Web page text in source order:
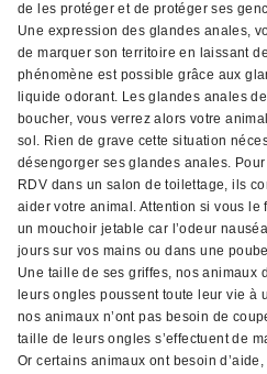
de les protéger et de protéger ses
Une expression des glandes anales,
de marquer son territoire en laissant
phénomène est possible grâce aux
liquide odorant. Les glandes anales
boucher, vous verrez alors votre
sol. Rien de grave cette situation
désengorger ses glandes anales.
RDV dans un salon de toilettage, ils
aider votre animal. Attention si vous
un mouchoir jetable car l’odeur
jours sur vos mains ou dans une
Une taille de ses griffes, nos animaux
leurs ongles poussent toute leur vie à
nos animaux n’ont pas besoin de
taille de leurs ongles s’effectuent de
Or certains animaux ont besoin